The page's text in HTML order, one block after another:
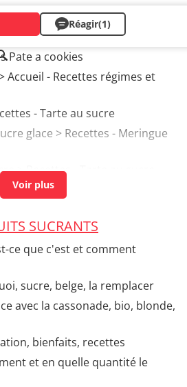
Réagir(1)
Pate a cookies
Accueil - Recettes régimes et
- Tarte au sucre
glace > Recettes - Meringue
> Recettes - Tarte au sucre
SUCRANTS
ce que c'est et comment
sucre, belge, la remplacer
avec la cassonade, bio, blonde,
bienfaits, recettes
et en quelle quantité le